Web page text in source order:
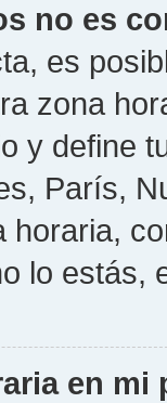
no es
es
zona
y define
París,
horaria,
lo estás,
en